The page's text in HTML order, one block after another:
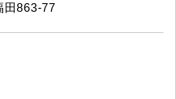
田863-77